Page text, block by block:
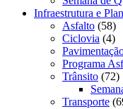
Infraestrutura e
Asfalto (58)
Ciclovia (4)
Programa
Trânsito (72)
Transporte